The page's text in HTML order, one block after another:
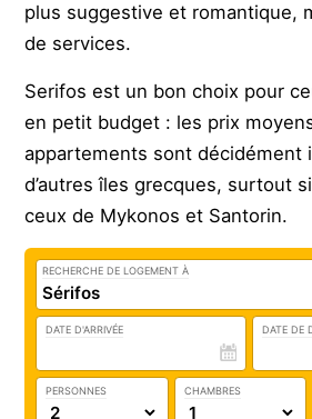
plus suggestive et romantique,
de services.
Serifos est un bon choix pour
en petit budget : les prix
appartements sont décidément
d’autres îles grecques, surtout
ceux de Mykonos et Santorin.
RECHERCHE DE LOGEMENT À
DATE D'ARRIVÉE DATE DE
PERSONNES CHAMBRES